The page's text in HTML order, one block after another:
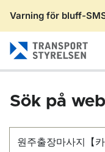
Varning för bluff-
Sök på